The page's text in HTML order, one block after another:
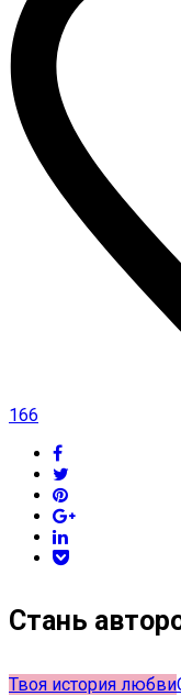
166
Стань
Твоя история любви